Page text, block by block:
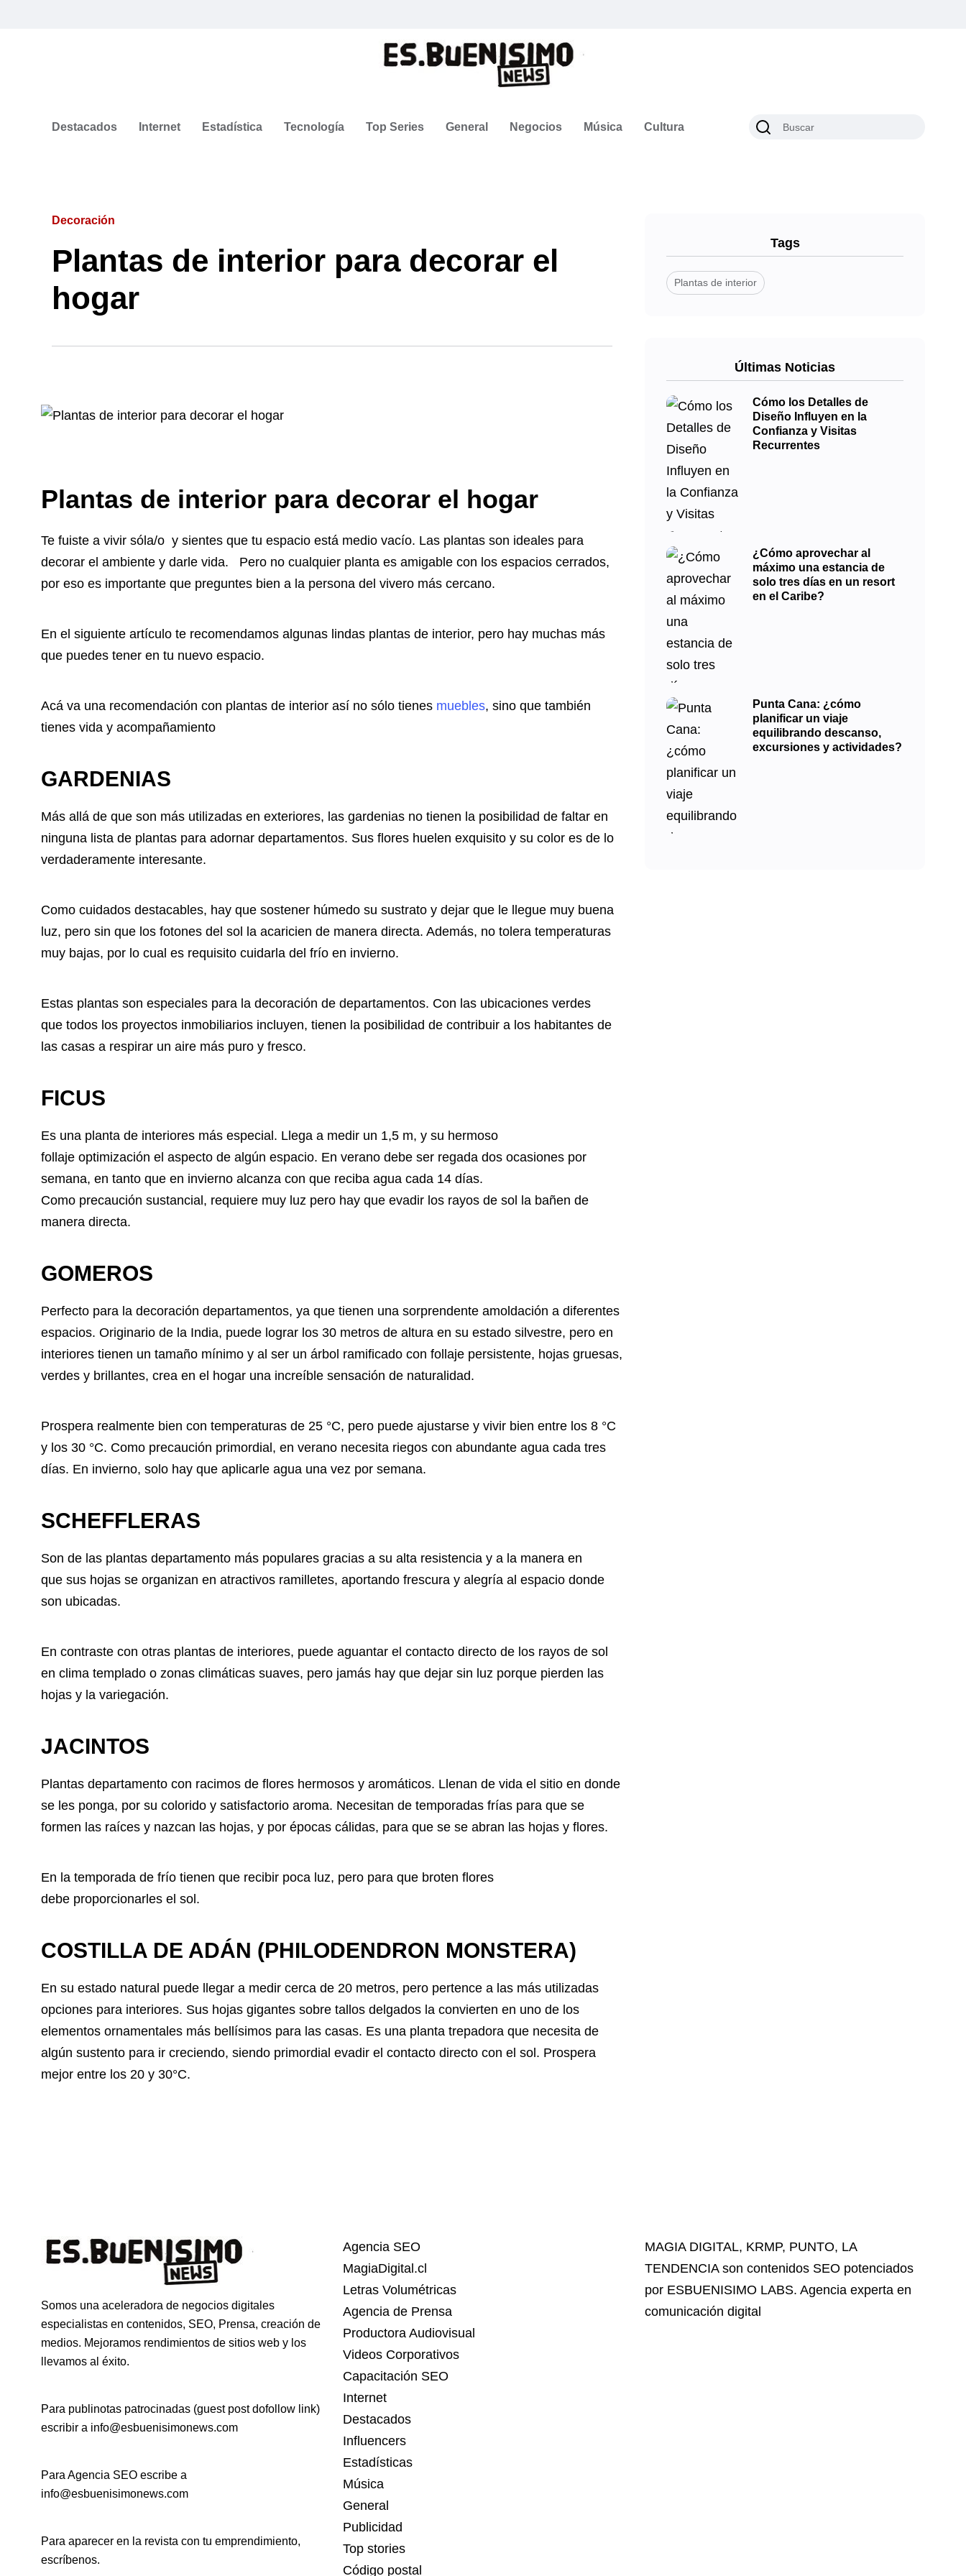
Destacados Internet Estadística Tecnología Top Series General Negocios Música Cultura
Decoración
Plantas de interior para decorar el
hogar
Plantas de interior para decorar el hogar
Te fuiste a vivir sóla/o y sientes que tu espacio está medio vacío. Las plantas son ideales para
decorar el ambiente y darle vida. Pero no cualquier planta es amigable con los espacios cerrados,
por eso es importante que preguntes bien a la persona del vivero más cercano.
En el siguiente artículo te recomendamos algunas lindas plantas de interior, pero hay muchas más
que puedes tener en tu nuevo espacio.
Acá va una recomendación con plantas de interior así no sólo tienes muebles, sino que también
tienes vida y acompañamiento
GARDENIAS
Más allá de que son más utilizadas en exteriores, las gardenias no tienen la posibilidad de faltar en
ninguna lista de plantas para adornar departamentos. Sus flores huelen exquisito y su color es de lo
verdaderamente interesante.
Como cuidados destacables, hay que sostener húmedo su sustrato y dejar que le llegue muy buena
luz, pero sin que los fotones del sol la acaricien de manera directa. Además, no tolera temperaturas
muy bajas, por lo cual es requisito cuidarla del frío en invierno.
Estas plantas son especiales para la decoración de departamentos. Con las ubicaciones verdes
que todos los proyectos inmobiliarios incluyen, tienen la posibilidad de contribuir a los habitantes de
las casas a respirar un aire más puro y fresco.
FICUS
Es una planta de interiores más especial. Llega a medir un 1,5 m, y su hermoso
follaje optimización el aspecto de algún espacio. En verano debe ser regada dos ocasiones por
semana, en tanto que en invierno alcanza con que reciba agua cada 14 días.
Como precaución sustancial, requiere muy luz pero hay que evadir los rayos de sol la bañen de
manera directa.
GOMEROS
Perfecto para la decoración departamentos, ya que tienen una sorprendente amoldación a diferentes
espacios. Originario de la India, puede lograr los 30 metros de altura en su estado silvestre, pero en
interiores tienen un tamaño mínimo y al ser un árbol ramificado con follaje persistente, hojas gruesas,
verdes y brillantes, crea en el hogar una increíble sensación de naturalidad.
Prospera realmente bien con temperaturas de 25 °C, pero puede ajustarse y vivir bien entre los 8 °C
y los 30 °C. Como precaución primordial, en verano necesita riegos con abundante agua cada tres
días. En invierno, solo hay que aplicarle agua una vez por semana.
SCHEFFLERAS
Son de las plantas departamento más populares gracias a su alta resistencia y a la manera en
que sus hojas se organizan en atractivos ramilletes, aportando frescura y alegría al espacio donde
son ubicadas.
En contraste con otras plantas de interiores, puede aguantar el contacto directo de los rayos de sol
en clima templado o zonas climáticas suaves, pero jamás hay que dejar sin luz porque pierden las
hojas y la variegación.
JACINTOS
Plantas departamento con racimos de flores hermosos y aromáticos. Llenan de vida el sitio en donde
se les ponga, por su colorido y satisfactorio aroma. Necesitan de temporadas frías para que se
formen las raíces y nazcan las hojas, y por épocas cálidas, para que se se abran las hojas y flores.
En la temporada de frío tienen que recibir poca luz, pero para que broten flores
debe proporcionarles el sol.
COSTILLA DE ADÁN (PHILODENDRON MONSTERA)
En su estado natural puede llegar a medir cerca de 20 metros, pero pertence a las más utilizadas
opciones para interiores. Sus hojas gigantes sobre tallos delgados la convierten en uno de los
elementos ornamentales más bellísimos para las casas. Es una planta trepadora que necesita de
algún sustento para ir creciendo, siendo primordial evadir el contacto directo con el sol. Prospera
mejor entre los 20 y 30°C.
Tags
Plantas de interior
Últimas Noticias
Cómo los Detalles de
Diseño Influyen en la
Confianza y Visitas
Recurrentes
¿Cómo aprovechar al
máximo una estancia de
solo tres días en un resort
en el Caribe?
Punta Cana: ¿cómo
planificar un viaje
equilibrando descanso,
excursiones y actividades?
Somos una aceleradora de negocios digitales
especialistas en contenidos, SEO, Prensa, creación de
medios. Mejoramos rendimientos de sitios web y los
llevamos al éxito.
Para publinotas patrocinadas (guest post dofollow link)
escribir a info@esbuenisimonews.com
Para Agencia SEO escribe a
info@esbuenisimonews.com
Para aparecer en la revista con tu emprendimiento,
escríbenos.
Agencia SEO
MagiaDigital.cl
Letras Volumétricas
Agencia de Prensa
Productora Audiovisual
Videos Corporativos
Capacitación SEO
Internet
Destacados
Influencers
Estadísticas
Música
General
Publicidad
Top stories
Código postal
MAGIA DIGITAL, KRMP, PUNTO, LA
TENDENCIAson contenidos SEO potenciados
por ESBUENISIMO LABS. Agencia experta en
comunicación digital